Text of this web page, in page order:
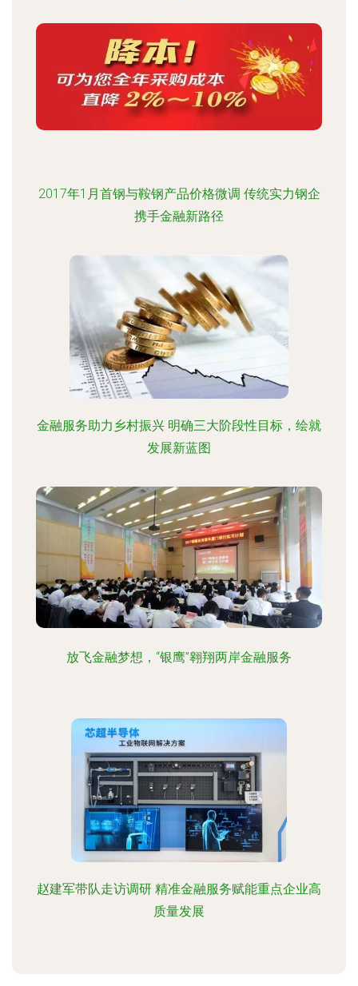
2017年1月首钢与鞍钢产品价格微调 传统实力钢企
携手金融新路径
金融服务助力乡村振兴 明确三大阶段性目标，绘就
发展新蓝图
放飞金融梦想，“银鹰”翱翔两岸金融服务
赵建军带队走访调研 精准金融服务赋能重点企业高
质量发展